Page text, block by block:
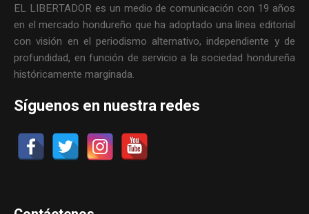
EL LIBERTADOR es un medio de comunicación con 19 años
en el mercado hondureño que ha adoptado una línea editorial
con visión en el periodismo alternativo, independiente y de
profundidad, en función de servicio a la sociedad hondureña
históricamente marginada.
Síguenos en nuestra redes